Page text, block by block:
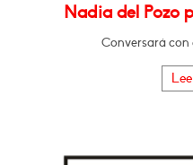
Nadia del Pozo
Conversará con